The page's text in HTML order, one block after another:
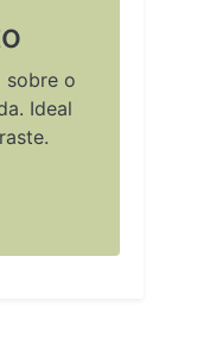
sobre o
Ideal